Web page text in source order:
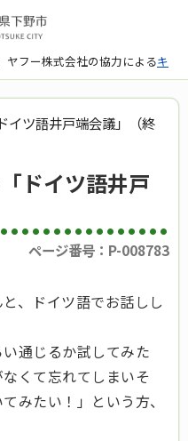
ヤフー株式会社の協力によるキ
イツ語井戸端会議」（終
ドイツ語井戸
ページ番号：P-008783
、ドイツ語でお話しし
い通じるか試してみた
くて忘れてしまいそ
みたい！」という方、